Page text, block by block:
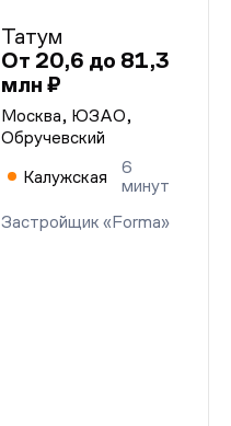
Татум
От 20,6 до 81,3
млн ₽
Москва, ЮЗАО,
Обручевский
Калужская
6
минут
Застройщик «Forma»